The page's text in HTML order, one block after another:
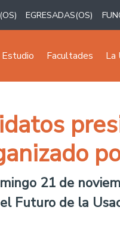
EGRESADAS(OS)
Facultades La
21 de
Futuro de la